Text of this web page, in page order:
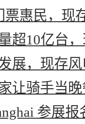
票惠民，现
超10亿台
展，现存
让骑手当
参展